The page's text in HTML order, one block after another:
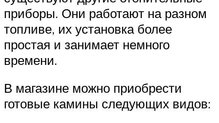
приборы. Они работают на разном
топливе, их установка более
простая и занимает немного
времени.
В магазине можно приобрести
готовые камины следующих видов: